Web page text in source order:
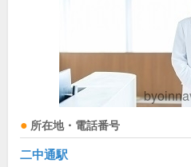
所在地・電話番号
二中通駅